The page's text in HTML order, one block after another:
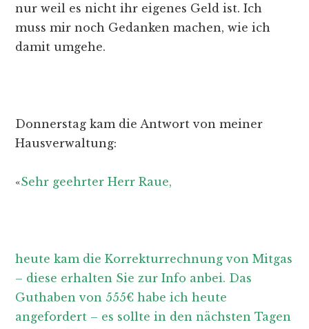
nur weil es nicht ihr eigenes Geld ist. Ich
muss mir noch Gedanken machen, wie ich
damit umgehe.
Donnerstag kam die Antwort von meiner
Hausverwaltung:
«Sehr geehrter Herr Raue,
heute kam die Korrekturrechnung von Mitgas
– diese erhalten Sie zur Info anbei. Das
Guthaben von 555€ habe ich heute
angefordert – es sollte in den nächsten Tagen